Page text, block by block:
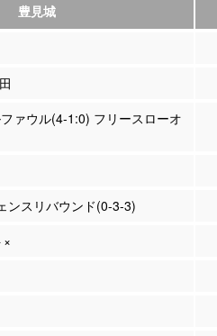
豊見城
ァウル(4-1:0) フリースローオ
ンスリバウンド(0-3-3)
×